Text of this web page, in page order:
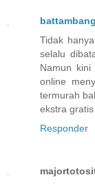
battambang
Tidak
selalu
Namun
online
termurah
ekstra
Responder